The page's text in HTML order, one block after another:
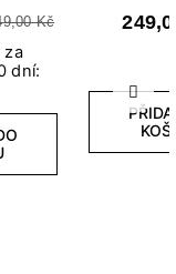
Další
Kč
za
dní: